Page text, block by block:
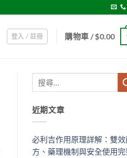
登入 / 註冊 購物車 /$0.00
近期文章
必利吉作用原理詳解：雙效
方、藥理機制與安全使用完